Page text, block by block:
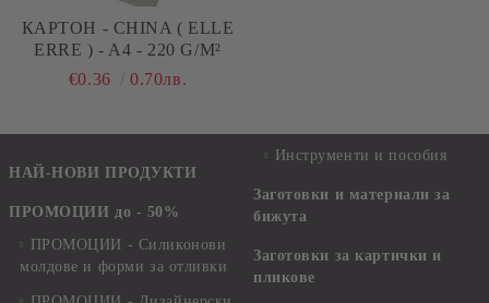
КАРТОН - CHINA ( ELLE
ERRE ) - A4 - 220 G/M²
€0.36
0.70лв.
НАЙ-НОВИ ПРОДУКТИ
ПРОМОЦИИ до - 50%
ПРОМОЦИИ - Силиконови
молдове и форми за отливки
Инструменти и пособия
Заготовки и материали за
бижута
Заготовки за картички и
пликове